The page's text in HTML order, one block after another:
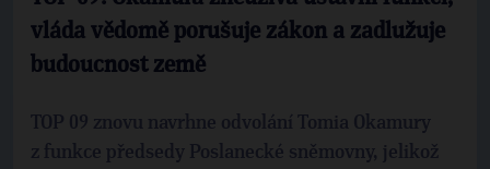
vláda vědomě porušuje zákon a zadlužuje
budoucnost země
TOP 09 znovu navrhne odvolání Tomia Okamury
z funkce předsedy Poslanecké sněmovny, jelikož